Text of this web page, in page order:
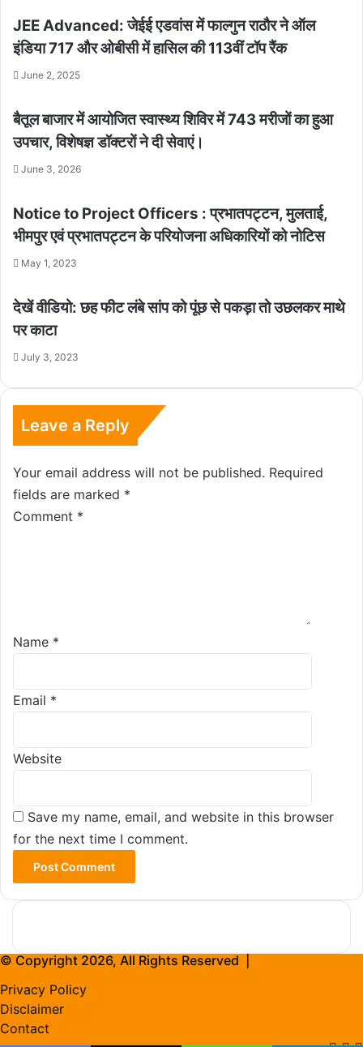
JEE Advanced: जेईई एडवांस में फाल्गुन राठौर ने ऑल
इंडिया 717 और ओबीसी में हासिल की 113वीं टॉप रैंक
June 2, 2025
बैतूल बाजार में आयोजित स्वास्थ्य शिविर में 743 मरीजों का हुआ
उपचार, विशेषज्ञ डॉक्टरों ने दी सेवाएं।
June 3, 2026
Notice to Project Officers : प्रभातपट्टन, मुलताई,
भीमपुर एवं प्रभातपट्टन के परियोजना अधिकारियों को नोटिस
May 1, 2023
देखें वीडियो: छह फीट लंबे सांप को पूंछ से पकड़ा तो उछलकर माथे
पर काटा
July 3, 2023
Leave a Reply
Your email address will not be published. Required
fields are marked *
Comment *
Name *
Email *
Website
Save my name, email, and website in this browser
for the next time I comment.
© Copyright 2026, All Rights Reserved |
Privacy Policy
Disclaimer
Contact